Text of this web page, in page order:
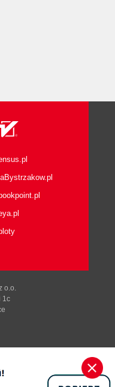
o.o.
1c